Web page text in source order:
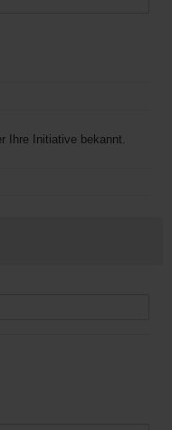
Ihre Initiative bekannt.